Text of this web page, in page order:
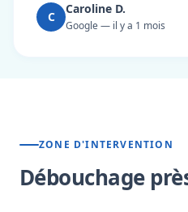
C
Caroline D.
Google — il y a 1 mois
ZONE D'INTERVENTION
Débouchage